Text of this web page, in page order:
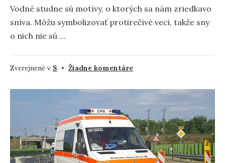
Vodné studne sú motívy, o ktorých sa nám zriedkavo
sníva. Môžu symbolizovať protirečivé veci, takže sny
o nich nie sú …
Zverejnené v S • Žiadne komentárena
–
výklad
snov